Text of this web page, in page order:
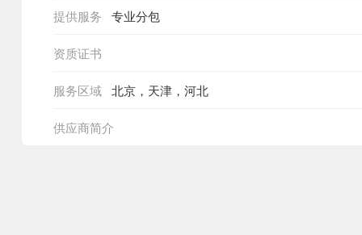
提供服务 专业分包
资质证书
服务区域 北京，天津，河北
供应商简介